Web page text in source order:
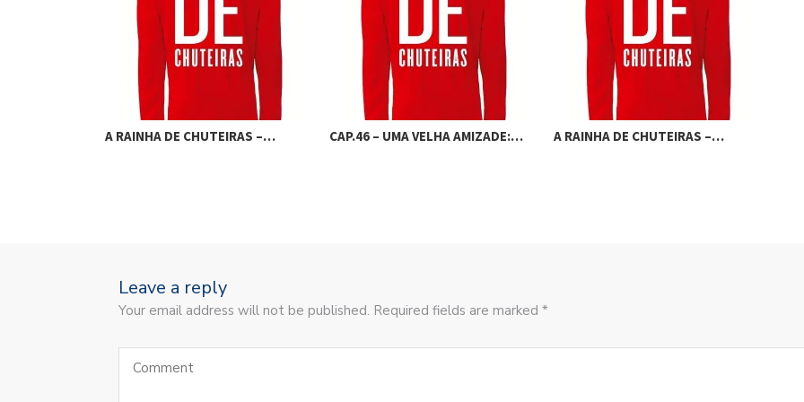
A RAINHA DE CHUTEIRAS –… CAP.46 – UMA VELHA AMIZADE:… A RAINHA DE CHUTEIRAS –…
Leave a reply
Your email address will not be published. Required fields are marked *